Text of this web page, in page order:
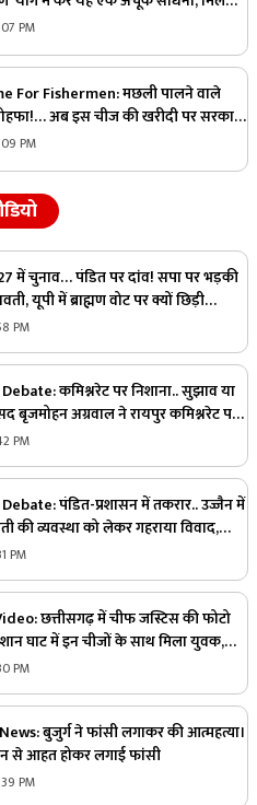
PM
For Fishermen: मछली पालने वाले
अब इस चीज की खरीदी पर सरकार
छूट, जानिए कैसे ले सकते हैं लाभ
PM
में चुनाव… पंडित पर दांव! सपा पर भड़की
यूपी में ब्राह्मण वोट पर क्यों छिड़ी
PM
कमिश्नरेट पर निशाना.. सुझाव या
बृजमोहन अग्रवाल ने रायपुर कमिश्नरेट पर
में सिस्टम में सुधार की है जरूरत
PM
पंडित-प्रशासन में तकरार.. उज्जैन में
की व्यवस्था को लेकर गहराया विवाद,
लेकर क्यों उग्र हुए पंडित?
PM
छत्तीसगढ़ में चीफ जस्टिस की फोटो
घाट में इन चीजों के साथ मिला युवक,
PM
बुजुर्ग ने फांसी लगाकर की आत्महत्या।
से आहत होकर लगाई फांसी
PM